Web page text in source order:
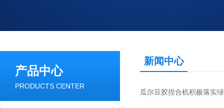
产品中心
PRODUCTS CENTER
新闻中心
瓜尔豆胶捏合机积极落实